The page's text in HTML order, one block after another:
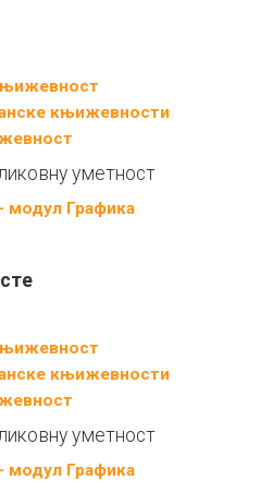
књижевности
уметност
модул Графика
књижевности
уметност
модул Графика